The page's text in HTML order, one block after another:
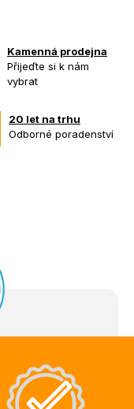
Kamenná prodejna
Přijeďte si k nám
vybrat
20 let na trhu
Odborné poradenství